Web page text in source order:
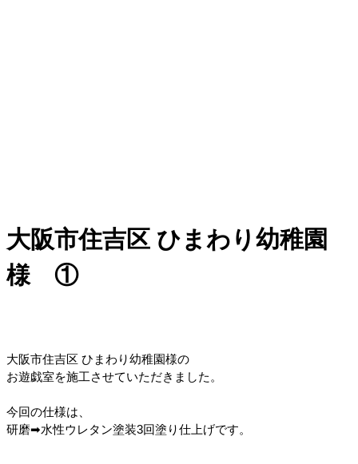
大阪市住吉区 ひまわり幼稚園
様 ①
大阪市住吉区 ひまわり幼稚園様の
お遊戯室を施工させていただきました。
今回の仕様は、
研磨➡水性ウレタン塗装3回塗り仕上げです。